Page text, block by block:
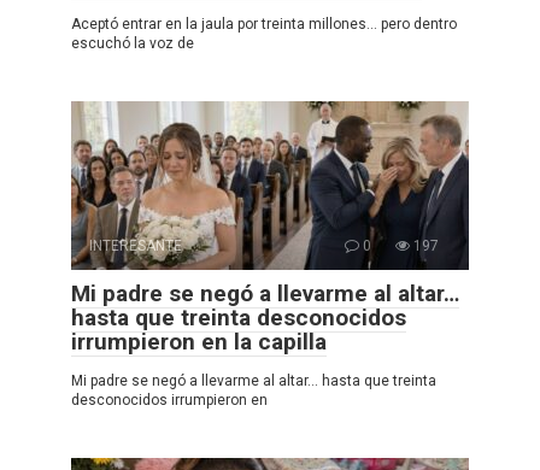
Aceptó entrar en la jaula por treinta millones… pero dentro
escuchó la voz de
INTERESANTE 0 197
Mi padre se negó a llevarme al altar…
hasta que treinta desconocidos
irrumpieron en la capilla
Mi padre se negó a llevarme al altar… hasta que treinta
desconocidos irrumpieron en